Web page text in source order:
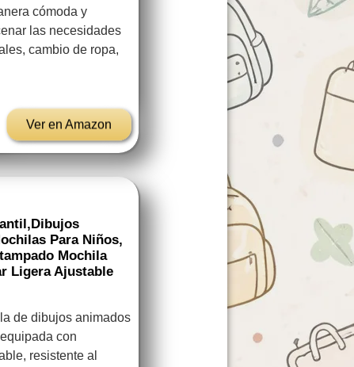
cómoda y
las necesidades
cambio de ropa,
Ver en Amazon
Para Niños,
Mochila
Ligera Ajustable
de dibujos animados
con
resistente al